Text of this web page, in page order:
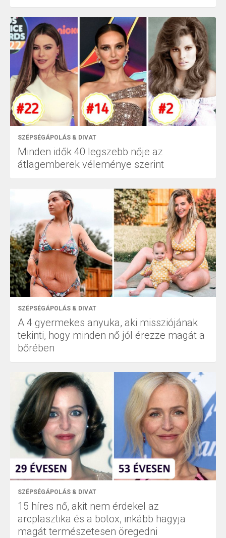
SZÉPSÉGÁPOLÁS & DIVAT
Minden idők 40 legszebb nője az
átlagemberek véleménye szerint
SZÉPSÉGÁPOLÁS & DIVAT
A 4 gyermekes anyuka, aki missziójának
tekinti, hogy minden nő jól érezze magát a
bőrében
SZÉPSÉGÁPOLÁS & DIVAT
15 híres nő, akit nem érdekel az
arcplasztika és a botox, inkább hagyja
magát természetesen öregedni